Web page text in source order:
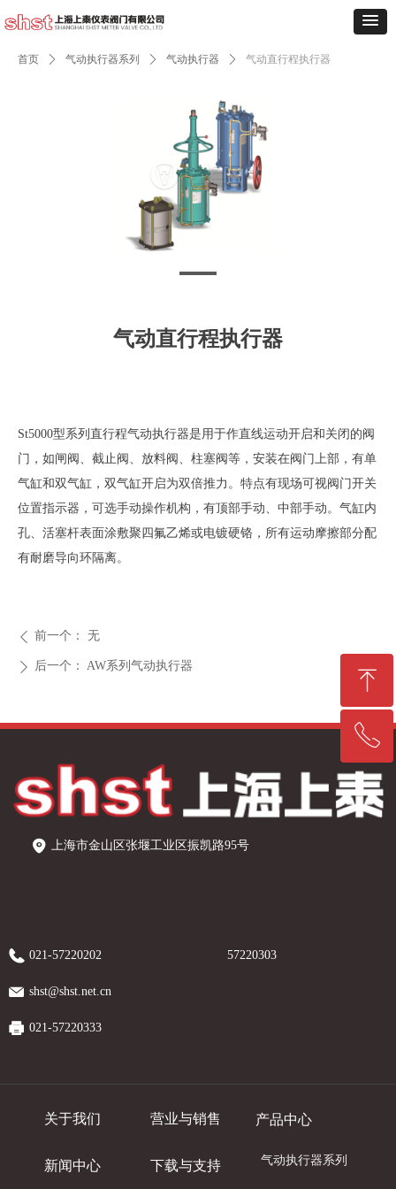
首页 ꄲ 气动执行器系列 ꄲ 气动执行器 ꄲ 气动直行程执行器
ꄴ 前一个： 无
ꄲ 后一个： AW系列气动执行器
St5000型系列直行程气动执行器是用于作直线运动开启和关闭的阀
门，如闸阀、截止阀、放料阀、柱塞阀等，安装在阀门上部，有单
气缸和双气缸，双气缸开启为双倍推力。特点有现场可视阀门开关
位置指示器，可选手动操作机构，有顶部手动、中部手动。气缸内
孔、活塞杆表面涂敷聚四氟乙烯或电镀硬铬，所有运动摩擦部分配
有耐磨导向环隔离。
气动直行程执行器
021-57220202
shst@shst.net.cn
021-57220333
57220303
上海市金山区张堰工业区振凯路95号
关于我们
新闻中心
营业与销售
下载与支持
产品中心
气动执行器系列
ꁸ
回到顶部
ꂅ
021-57220202